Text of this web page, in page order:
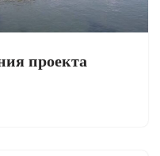
проекта